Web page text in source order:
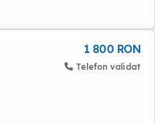
1 800 RON
Telefon validat